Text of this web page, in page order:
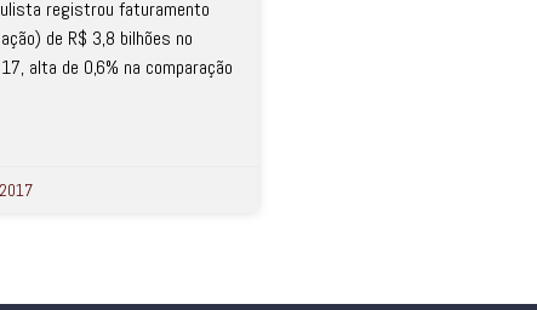
registrou faturamento
de R$ 3,8 bilhões no
alta de 0,6% na comparação